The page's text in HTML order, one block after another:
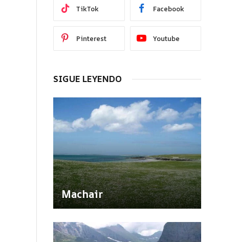
TikTok Facebook
Pinterest Youtube
SIGUE LEYENDO
Machair